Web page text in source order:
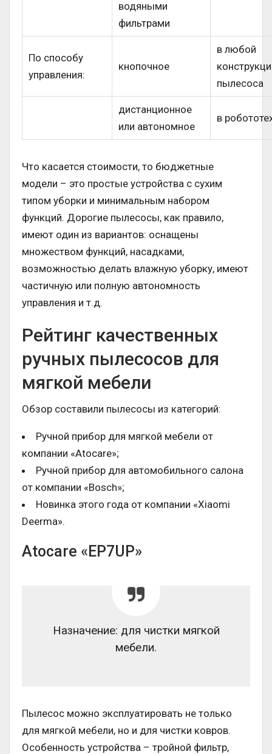
водяными
фильтрами
По способу
управления:
кнопочное
в любой
пылесоса
дистанционное
или автономное
в
Что касается стоимости, то бюджетные
модели – это простые устройства с сухим
типом уборки и минимальным набором
функций. Дорогие пылесосы, как правило,
имеют один из вариантов: оснащены
множеством функций, насадками,
возможностью делать влажную уборку, имеют
частичную или полную автономность
управления и т.д.
Рейтинг качественных
ручных пылесосов для
мягкой мебели
Обзор составили пылесосы из категорий:
Ручной прибор для мягкой мебели от
компании «Atocare»;
Ручной прибор для автомобильного салона
от компании «Bosch»;
Новинка этого года от компании «Xiaomi
Deerma».
Atocare «EP7UP»
Назначение: для чистки мягкой
мебели.
Пылесос можно эксплуатировать не только
для мягкой мебели, но и для чистки ковров.
Особенность устройства – тройной фильтр,